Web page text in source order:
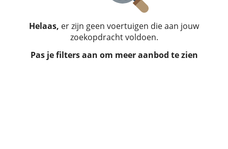
Helaas, er zijn geen voertuigen die aan jouw
zoekopdracht voldoen.
Pas je filters aan om meer aanbod te zien